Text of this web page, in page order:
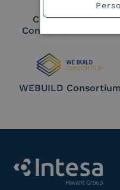
Cloud Signature
Consortium Member
WEBUILD Consortium